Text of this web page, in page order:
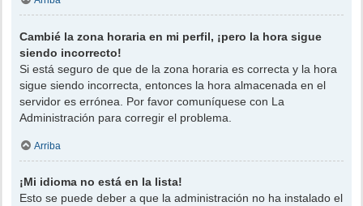
Cambié la zona horaria en mi perfil, ¡pero la hora sigue
siendo incorrecto!
Si está seguro de que de la zona horaria es correcta y la hora
sigue siendo incorrecta, entonces la hora almacenada en el
servidor es errónea. Por favor comuníquese con La
Administración para corregir el problema.
Arriba
¡Mi idioma no está en la lista!
Esto se puede deber a que la administración no ha instalado el